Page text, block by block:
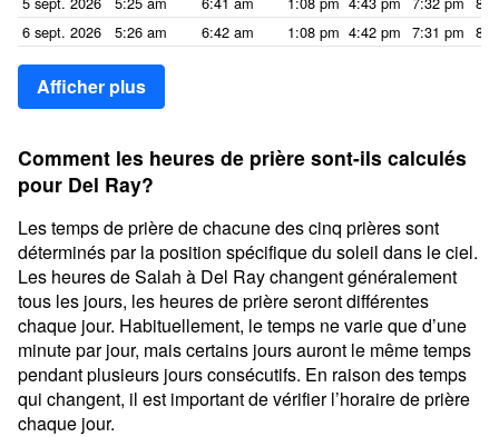
6 sept. 2026
5:26 am 6:42 am 1:08 pm 4:42 pm 7:31 pm
Afficher plus
Comment les heures de prière sont-ils calculés
pour Del Ray?
Les temps de prière de chacune des cinq prières sont
déterminés par la position spécifique du soleil dans le ciel.
Les heures de Salah à Del Ray changent généralement
tous les jours, les heures de prière seront différentes
chaque jour. Habituellement, le temps ne varie que d’une
minute par jour, mais certains jours auront le même temps
pendant plusieurs jours consécutifs. En raison des temps
qui changent, il est important de vérifier l’horaire de prière
chaque jour.